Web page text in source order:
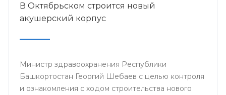
В Октябрьском строится новый
акушерский корпус
Министр здравоохранения Республики
Башкортостан Георгий Шебаев с целью контроля
и ознакомления с ходом строительства нового